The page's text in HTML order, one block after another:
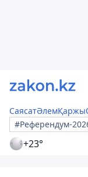
СаясатӘлемҚаржы
#Референдум-
+23°